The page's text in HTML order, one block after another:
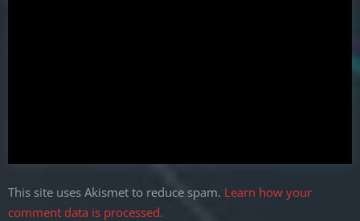
This site uses Akismet to reduce spam. Learn how your
comment data is processed.